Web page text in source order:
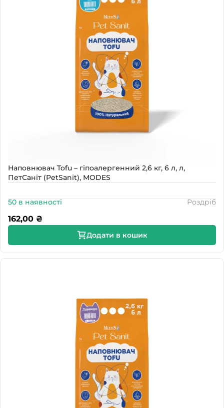
Наповнювач Tofu – гіпоалергенний 2,6 кг, 6 л, л,
ПетСаніт (PetSanit), MODES
50 в наявності Роздріб
162,00 ₴
Додати в кошик